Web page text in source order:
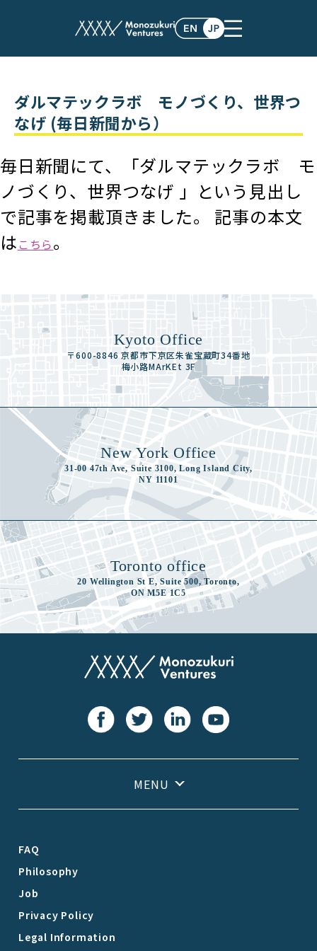
post
ダルマテックラボ モノづくり、世界つ
なげ (毎日新聞から）
毎日新聞にて、「ダルマテックラボ モ
ノづくり、世界つなげ 」という見出し
で記事を掲載頂きました。 記事の本文
は こちら。
Kyoto Office
〒600-8846 京都市下京区朱雀宝蔵町34番地
梅小路MArKEt 3F
New York Office
31-00 47th Ave, Suite 3100, Long Island City,
NY 11101
Toronto office
20 Wellington St E, Suite 500, Toronto,
ON M5E 1C5
FAQ
Philosophy
Job
Privacy Policy
Legal Information